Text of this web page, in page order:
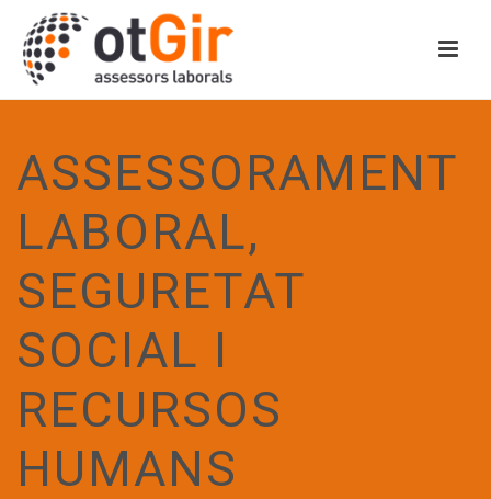
ASSESSORAMENT
LABORAL,
SEGURETAT
SOCIAL I
RECURSOS
HUMANS